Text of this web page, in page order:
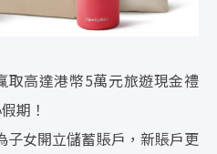
取高達港幣5萬元旅遊現金禮
期！
女開立儲蓄賬戶，新賬戶更